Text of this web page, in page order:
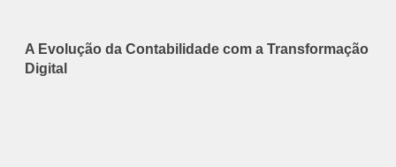
A Evolução da Contabilidade com a Transformação
Digital